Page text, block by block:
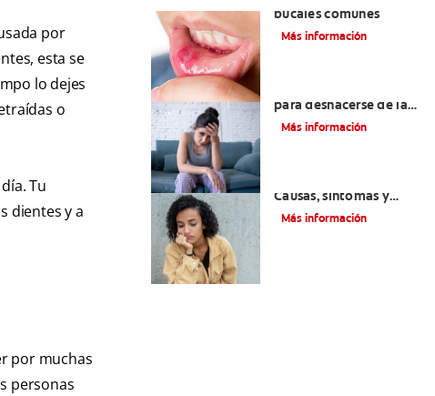
por
esta se
lo dejes
o
Tu
dientes y a
por muchas
personas
bucales comunes
Más información
para deshacerse de las
lesiones bucales
Más información
Causas, síntomas y
tratamientos
Más información